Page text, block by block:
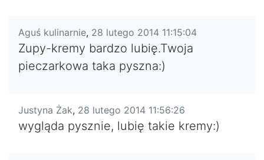
Aguś kulinarnie, 28 lutego 2014 11:15:04
Zupy-kremy bardzo lubię.Twoja
pieczarkowa taka pyszna:)
Justyna Żak, 28 lutego 2014 11:56:26
wygląda pysznie, lubię takie kremy:)